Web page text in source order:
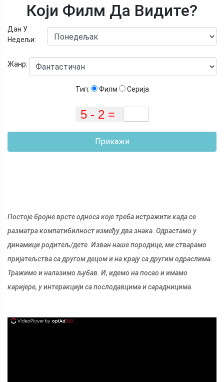
Који Филм Да Видите?
Дан У
Недељи:
Жанр:
Тип: Филм Серија
Прикажи
Постоје бројне врсте односа које треба истражити када се
разматра компатибилност између два знака. Одрастамо у
динамици родитељ/дете. Изван наше породице, ми стварамо
пријатељства са другом децом и на крају са другим одраслима.
Тражимо и налазимо љубав. И, идемо на посао и имамо
каријере, у интеракцији са послодавцима и сарадницима.